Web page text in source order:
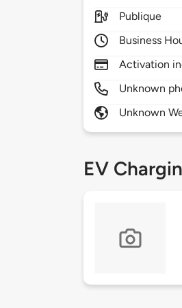
Publique
Business
Activation
Unknown
Unknown
EV